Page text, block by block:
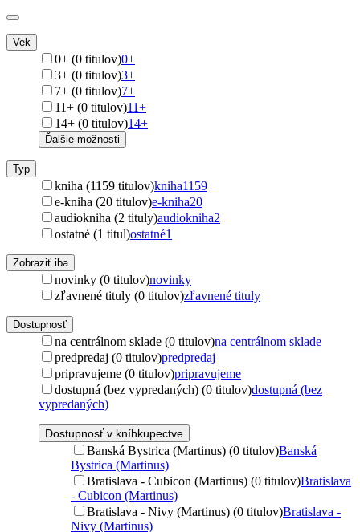
Vek
0+ (0 titulov)0+
3+ (0 titulov)3+
7+ (0 titulov)7+
11+ (0 titulov)11+
14+ (0 titulov)14+
Ďalšie možnosti
Typ
kniha (1159 titulov)kniha1159
e-kniha (20 titulov)e-kniha20
audiokniha (2 tituly)audiokniha2
ostatné (1 titul)ostatné1
Zobraziť iba
novinky (0 titulov)novinky
zľavnené tituly (0 titulov)zľavnené tituly
Dostupnosť
na centrálnom sklade (0 titulov)na centrálnom sklade
predpredaj (0 titulov)predpredaj
pripravujeme (0 titulov)pripravujeme
dostupná (bez vypredaných) (0 titulov)dostupná (bez
vypredaných)
Dostupnosť v kníhkupectve
Banská Bystrica (Martinus) (0 titulov)Banská
Bystrica (Martinus)
Bratislava - Cubicon (Martinus) (0 titulov)Bratislava
- Cubicon (Martinus)
Bratislava - Nivy (Martinus) (0 titulov)Bratislava -
Nivy (Martinus)